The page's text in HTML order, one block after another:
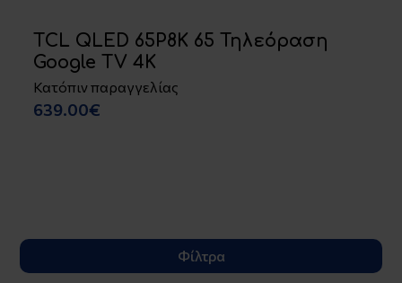
JVC LED LT40K330 40 Τηλεόραση
Full HD
Σε απόθεμα
173.00€
Φίλτρα